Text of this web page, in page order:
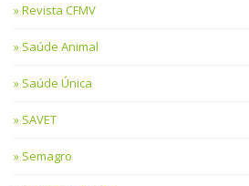
Revista CFMV
Saúde Animal
Saúde Única
SAVET
Semagro